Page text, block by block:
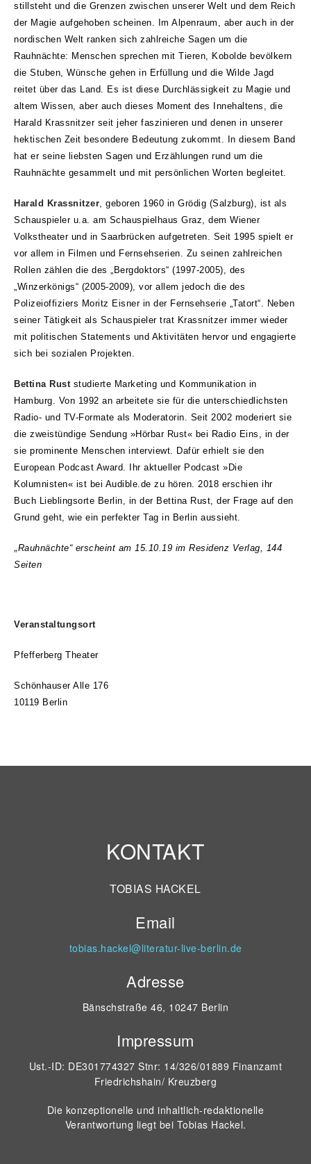
stillsteht und die Grenzen zwischen unserer Welt und dem Reich
der Magie aufgehoben scheinen. Im Alpenraum, aber auch in der
nordischen Welt ranken sich zahlreiche Sagen um die
Rauhnächte: Menschen sprechen mit Tieren, Kobolde bevölkern
die Stuben, Wünsche gehen in Erfüllung und die Wilde Jagd
reitet über das Land. Es ist diese Durchlässigkeit zu Magie und
altem Wissen, aber auch dieses Moment des Innehaltens, die
Harald Krassnitzer seit jeher faszinieren und denen in unserer
hektischen Zeit besondere Bedeutung zukommt. In diesem Band
hat er seine liebsten Sagen und Erzählungen rund um die
Rauhnächte gesammelt und mit persönlichen Worten begleitet.
Harald Krassnitzer, geboren 1960 in Grödig (Salzburg), ist als
Schauspieler u.a. am Schauspielhaus Graz, dem Wiener
Volkstheater und in Saarbrücken aufgetreten. Seit 1995 spielt er
vor allem in Filmen und Fernsehserien. Zu seinen zahlreichen
Rollen zählen die des „Bergdoktors“ (1997-2005), des
„Winzerkönigs“ (2005-2009), vor allem jedoch die des
Polizeioffiziers Moritz Eisner in der Fernsehserie „Tatort“. Neben
seiner Tätigkeit als Schauspieler trat Krassnitzer immer wieder
mit politischen Statements und Aktivitäten hervor und engagierte
sich bei sozialen Projekten.
Bettina Rust studierte Marketing und Kommunikation in
Hamburg. Von 1992 an arbeitete sie für die unterschiedlichsten
Radio- und TV-Formate als Moderatorin. Seit 2002 moderiert sie
die zweistündige Sendung »Hörbar Rust« bei Radio Eins, in der
sie prominente Menschen interviewt. Dafür erhielt sie den
European Podcast Award. Ihr aktueller Podcast »Die
Kolumnisten« ist bei Audible.de zu hören. 2018 erschien ihr
Buch Lieblingsorte Berlin, in der Bettina Rust, der Frage auf den
Grund geht, wie ein perfekter Tag in Berlin aussieht.
„Rauhnächte“ erscheint am 15.10.19 im Residenz Verlag, 144
Seiten
Veranstaltungsort
Pfefferberg Theater
Schönhauser Alle 176
10119 Berlin
KONTAKT
TOBIAS HACKEL
Email
tobias.hackel@literatur-live-berlin.de
Adresse
Bänschstraße 46, 10247 Berlin
Impressum
Ust.-ID: DE301774327 Stnr: 14/326/01889 Finanzamt
Friedrichshain/ Kreuzberg
Die konzeptionelle und inhaltlich-redaktionelle
Verantwortung liegt bei Tobias Hackel.